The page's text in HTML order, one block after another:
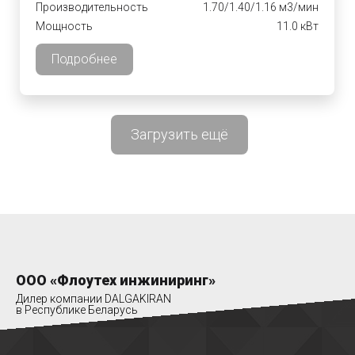
Производительность
1.70/1.40/1.16 м3/мин
Мощность
11.0 кВт
Подробнее
Загрузить ещё
ООО «Флоутех инжиниринг»
Дилер компании DALGAKIRAN
в Республике Беларусь